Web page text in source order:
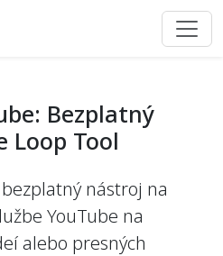
Bezplatný
Loop Tool
nástroj na
YouTube na
alebo presných